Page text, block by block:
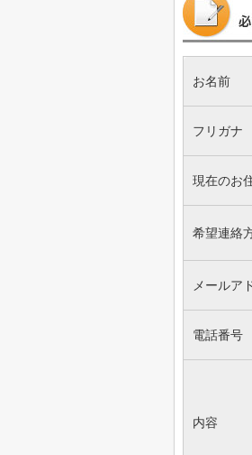
お名前
フリガナ
現在のお
希望連絡
メールア
電話番号
内容